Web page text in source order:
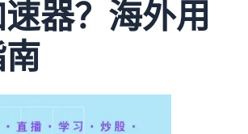
器？海外用